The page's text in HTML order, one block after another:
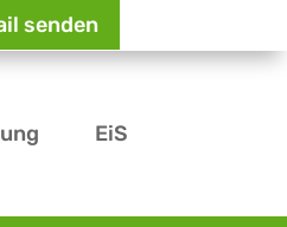
senden
EiS